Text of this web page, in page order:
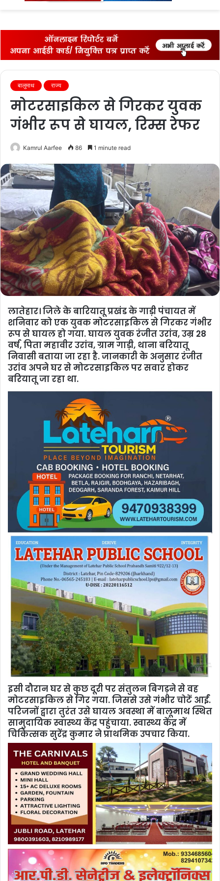
बालुमाथ राज्‍य
मोटरसाइकिल से गिरकर युवक
गंभीर रूप से घायल, रिम्स रेफर
Kamrul Aarfee 86 1 minute read
लातेहार।जिले के बारियातू प्रखंड के गाड़ी पंचायत में
शनिवार को एक युवक मोटरसाइकिल से गिरकर गंभीर
रूप से घायल हो गया. घायल युवक रंजीत उरांव, उम्र 28
वर्ष, पिता महावीर उरांव, ग्राम गाड़ी, थाना बरियातू
निवासी बताया जा रहा है. जानकारी के अनुसार रंजीत
उरांव अपने घर से मोटरसाइकिल पर सवार होकर
बरियातू जा रहा था.
इसी दौरान घर से कुछ दूरी पर संतुलन बिगड़ने से वह
मोटरसाइकिल से गिर गया. जिससे उसे गंभीर चोटें आईं.
परिजनों द्वारा तुरंत उसे घायल अवस्था में बालूमाथ स्थित
सामुदायिक स्वास्थ्य केंद्र पहुंचाया. स्वास्थ्य केंद्र में
चिकित्सक सुरेंद्र कुमार ने प्राथमिक उपचार किया.